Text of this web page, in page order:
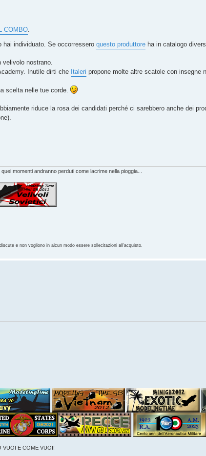
COMBO
hai individuato. Se occorressero questo produttore ha in catalogo
nostrano.
Inutile dirti che Italeri propone molte altre scatole con insegne
scelta nelle tue corde.
riduce la rosa dei candidati perché ci sarebbero anche dei
momenti andranno perduti come lacrime nella pioggia...
e non vogliono in alcun modo essere sollecitazioni all'acquisto.
VUOI E COME VUOI!